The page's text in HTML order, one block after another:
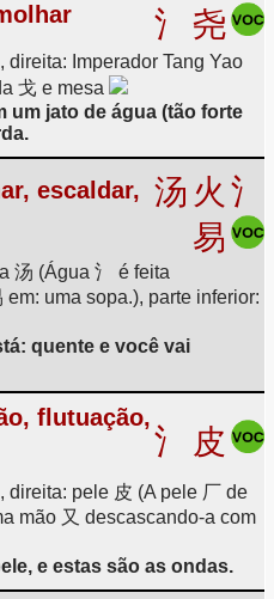
氵 尧
direita: Imperador Tang Yao
戈 e mesa
um jato de água (tão forte
escaldar, 汤 火 氵
易
汤 (Água 氵 é feita
uma sopa.), parte inferior:
quente e você vai
flutuação,
氵 皮
direita: pele 皮 (A pele 厂 de
mão 又 descascando-a com
e estas são as ondas.